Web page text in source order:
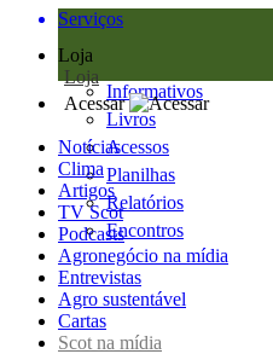
Serviços
Loja
Loja
Informativos
Livros
Acessos
Planilhas
Relatórios
Encontros
Acessar
Notícias
Clima
Artigos
TV Scot
Podcasts
Agronegócio na mídia
Entrevistas
Agro sustentável
Cartas
Scot na mídia